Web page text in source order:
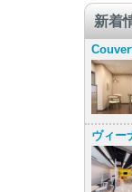
新着
ヴィー